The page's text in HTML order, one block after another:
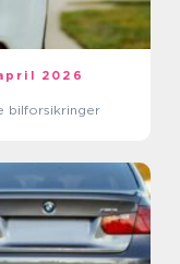
2026
bilforsikringer